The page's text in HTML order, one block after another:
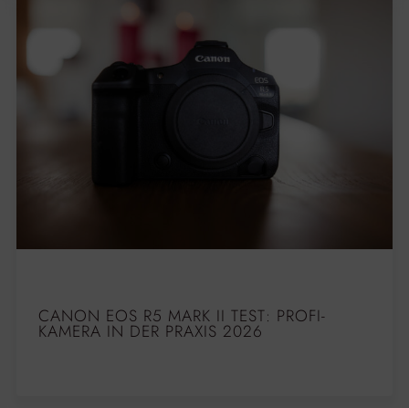
CANON EOS R5 MARK II TEST: PROFI-
KAMERA IN DER PRAXIS 2026